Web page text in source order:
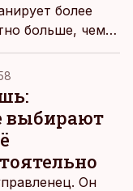
более
больше, чем
выбирают
Он